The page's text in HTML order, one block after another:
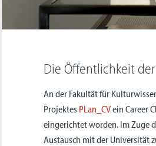
Die Öffentlichkeit
An der Fakultät für
Projektes PLan_CVein Career
eingerichtet worden. Im Zuge
Austausch mit der Universität